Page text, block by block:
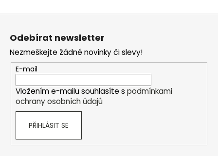
Kč
Z
Odebírat newsletter
Nezmeškejte žádné novinky či slevy!
E-mail
Vložením e-mailu souhlasíte s podmínkami
ochrany osobních údajů
PŘIHLÁSIT SE